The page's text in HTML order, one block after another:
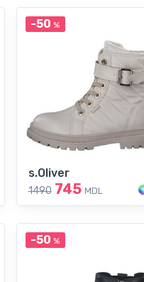
-50 %
s.Oliver
1490 745 MDL
-50 %